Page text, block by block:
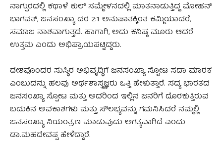
ನಾಗ್ಪುರದಲ್ಲಿ ಕಥಾಳೆ ಕುಲ್ ಸಮ್ಮೇಳನದಲ್ಲಿ ಮಾತನಾಡುತ್ತಿದ್ದ ಮೋಹನ್
ಭಾಗವತ್, ಜನಸಂಖ್ಯಾ ದರ 2:1 ಅನುಪಾತಕ್ಕಿಂತ ಕಮ್ಮಿಯಾದರೆ,
ಸಮಾಜ ನಾಶವಾಗುತ್ತದೆ. ಹಾಗಾಗಿ, ಅದು ಕನಿಷ್ಠ ಮೂರು ಆದರೆ
ಉತ್ತಮ ಎಂದು ಅಭಿಪ್ರಾಯಪಟ್ಟಿದ್ದರು.
ದೇಶವೊಂದರ ಸುಸ್ಥಿರ ಅಭಿವೃದ್ಧಿಗೆ ಜನಸಂಖ್ಯಾ ಸ್ಪೋಟ ಸದಾ ಮಾರಕ
ಎಂಬುದನ್ನು ಹಲವು ಅರ್ಥಶಾಸ್ತ್ರಜ್ಞರು ಒತ್ತಿ ಹೇಳುತ್ತಾರೆ. ಸದ್ಯ ಭಾರತದ
ಜನಸಂಖ್ಯಾ ಸ್ಪೋಟ ಮತ್ತು ಅದರಿಂದ ಇಲ್ಲಿನ ಜನರಿಗೆ ದೊರಕುತ್ತಿರುವ
ಬದುಕಿನ ಅವಕಾಶಗಳು ಮತ್ತು ಸೌಲಭ್ಯವನ್ನು ಗಮನಿಸಿದರೆ ನಮ್ಮಲ್ಲಿ
ಜನಸಂಖ್ಯಾ ನಿಯಂತ್ರಣ ಮಾಡುವುದು ಅಗತ್ಯವಾಗಿದೆ ಎಂದು
ಡಾ.ಮಹದೇವಪ್ಪ ಹೇಳಿದ್ದಾರೆ.